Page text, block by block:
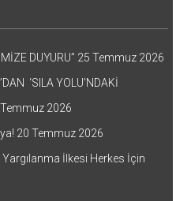
DUYURU” 25 Temmuz 2026
‘SILA YOLU’NDAKİ
2026
20 Temmuz 2026
İlkesi Herkes İçin